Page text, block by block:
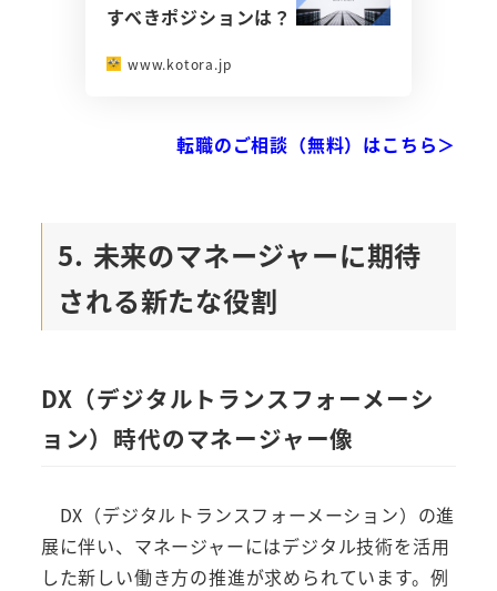
すべきポジションは？
www.kotora.jp
転職のご相談（無料）はこちら＞
5. 未来のマネージャーに期待
される新たな役割
DX（デジタルトランスフォーメーシ
ョン）時代のマネージャー像
DX（デジタルトランスフォーメーション）の進
展に伴い、マネージャーにはデジタル技術を活用
した新しい働き方の推進が求められています。例